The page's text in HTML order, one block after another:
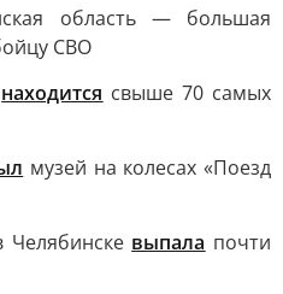
область — большая
СВО
находится свыше 70 самых
музей на колесах «Поезд
Челябинске выпала почти